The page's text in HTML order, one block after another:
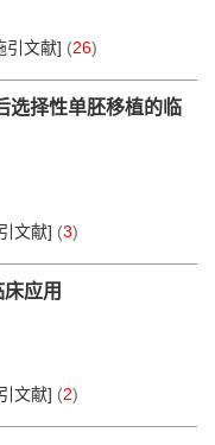
引文献] (26)
选择性单胚移植的临
文献] (3)
应用
文献] (2)